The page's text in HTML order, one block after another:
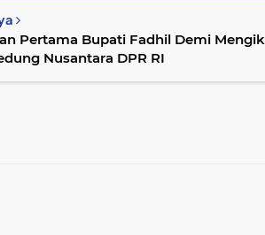
Pertama Bupati Fadhil Demi
Nusantara DPR RI